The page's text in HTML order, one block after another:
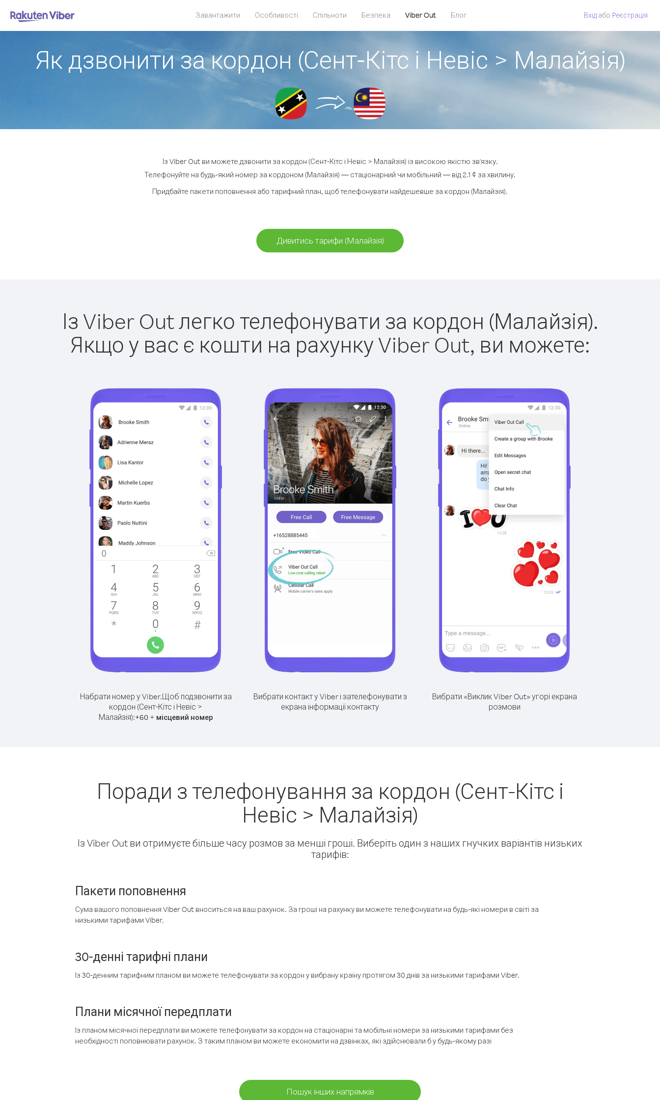
Завантажити Особливості Спільноти Безпека Viber Out Блог Вхід або Pеєстрація
Як дзвонити за кордон (Сент-Кітс і Невіс > Малайзія)
Із Viber Out ви можете дзвонити за кордон (Сент-Кітс і Невіс > Малайзія) із високою якістю зв'язку.
Телефонуйте на будь-який номер за кордоном (Малайзія) — стаціонарний чи мобільний — від 2.1 ¢ за хвилину.
Придбайте пакети поповнення або тарифний план, щоб телефонувати найдешевше за кордон (Малайзія).
Дивитись тарифи (Малайзія)
Із Viber Out легко телефонувати за кордон (Малайзія).
Якщо у вас є кошти на рахунку Viber Out, ви можете:
Набрати номер у Viber.Щоб подзвонити за
кордон (Сент-Кітс і Невіс >
Малайзія):+60+ місцевий номер
Вибрати контакт у Viber і зателефонувати з
екрана інформації контакту
Вибрати «Виклик Viber Out» угорі екрана
розмови
Поради з телефонування за кордон (Сент-Кітс і
Невіс > Малайзія)
Із Viber Out ви отримуєте більше часу розмов за менші гроші. Виберіть один з наших гнучких варіантів низьких
тарифів:
Пакети поповнення
Сума вашого поповнення Viber Out вноситься на ваш рахунок. За гроші на рахунку ви можете телефонувати на будь-які номери в світі за
низькими тарифами Viber.
30-денні тарифні плани
Із 30-денним тарифним планом ви можете телефонувати за кордон у вибрану країну протягом 30 днів за низькими тарифами Viber.
Плани місячної передплати
Із планом місячної передплати ви можете телефонувати за кордон на стаціонарні та мобільні номери за низькими тарифами без
необхідності поповнювати рахунок. З таким планом ви можете економити на дзвінках, які здійснювали б у будь-якому разі
Пошук інших напрямків